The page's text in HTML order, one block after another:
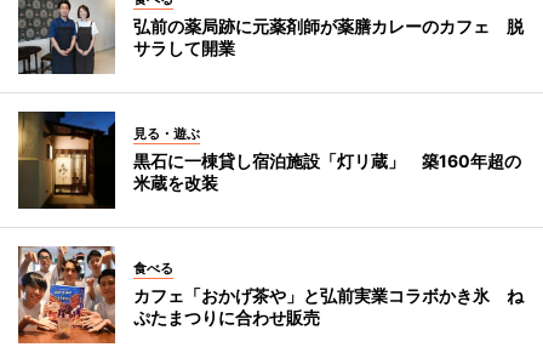
弘前の薬局跡に元薬剤師が薬膳カレーのカフェ 脱
サラして開業
見る・遊ぶ
黒石に一棟貸し宿泊施設「灯リ蔵」 築160年超の
米蔵を改装
食べる
カフェ「おかげ茶や」と弘前実業コラボかき氷 ね
ぷたまつりに合わせ販売